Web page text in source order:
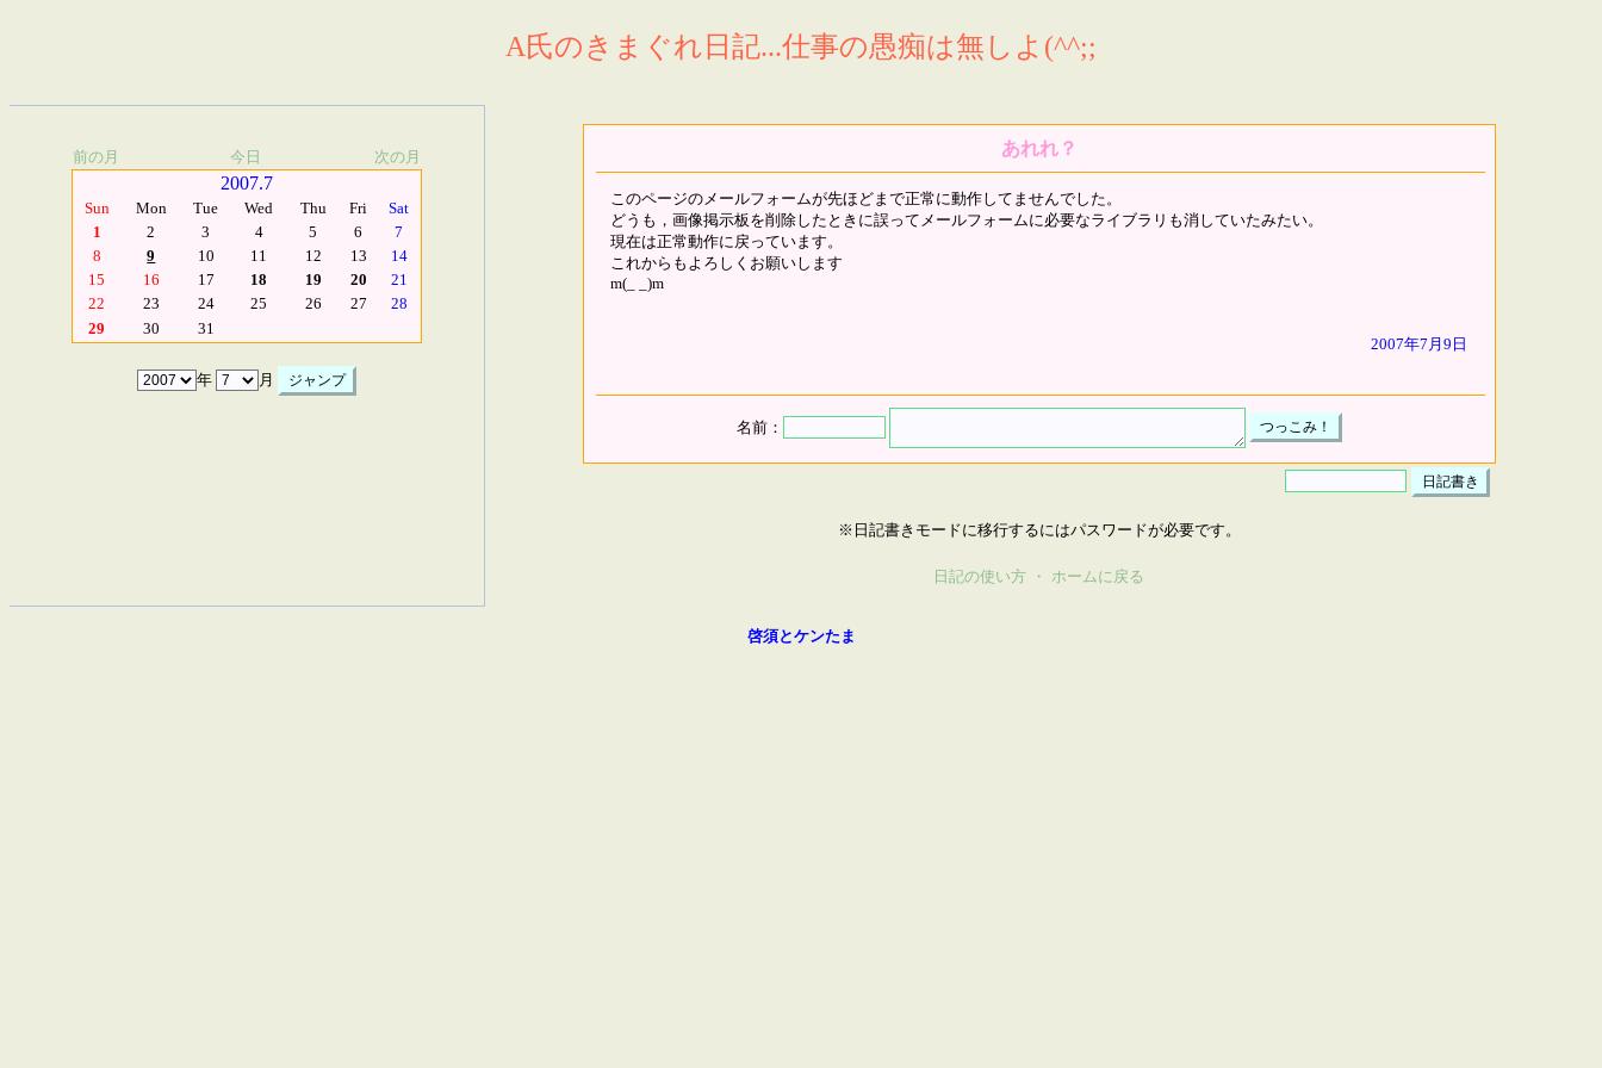
A氏のきまぐれ日記...仕事の愚痴は無しよ(^^;;
前の月 今日 次の月
2007.7
Sun Mon Tue Wed Thu Fri
Sat
1
2 3 4 5 6
7
8
9 10 11 12 13
14
15
16 17 18 19 20
21
22
23 24 25 26 27
28
29
30 31
年 月
あれれ？
このページのメールフォームが先ほどまで正常に動作してませんでした。
どうも，画像掲示板を削除したときに誤ってメールフォームに必要なライブラリも消していたみたい。
現在は正常動作に戻っています。
これからもよろしくお願いします
m(_ _)m
2007年7月9日
名前：
※日記書きモードに移行するにはパスワードが必要です。
日記の使い方 ・ ホームに戻る
啓須とケンたま